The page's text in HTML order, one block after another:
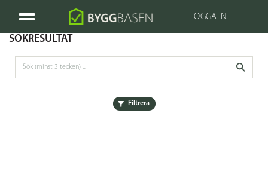
LOGGA IN
SÖKRESULTAT
Filtrera